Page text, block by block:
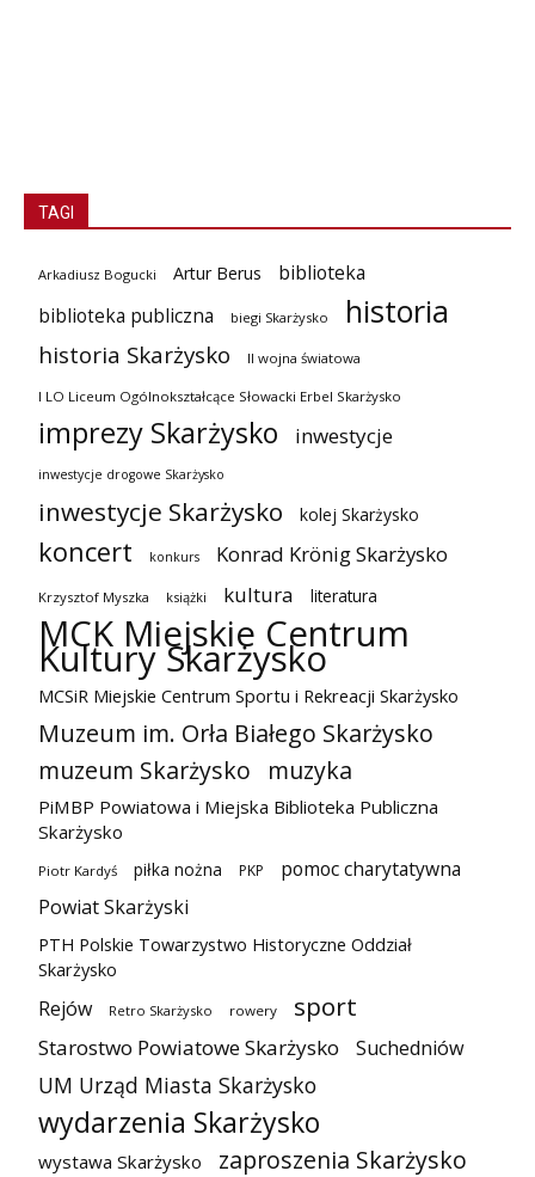
TAGI
Arkadiusz Bogucki Artur Berus
biblioteka
biblioteka publiczna
biegi Skarżysko historia
historia Skarżysko II wojna światowa
I LO Liceum Ogólnokształcące Słowacki Erbel Skarżysko
imprezy Skarżysko inwestycje
inwestycje drogowe Skarżysko
inwestycje Skarżysko kolej Skarżysko
koncert konkurs Konrad Krönig Skarżysko
Krzysztof Myszka książki kultura literatura
MCK Miejskie Centrum
Kultury Skarżysko
MCSiR Miejskie Centrum Sportu i Rekreacji Skarżysko
Muzeum im. Orła Białego Skarżysko
muzeum Skarżysko
muzyka
PiMBP Powiatowa i Miejska Biblioteka Publiczna
Skarżysko
Piotr Kardyś piłka nożna PKP
pomoc charytatywna
Powiat Skarżyski
PTH Polskie Towarzystwo Historyczne Oddział
Skarżysko
Rejów Retro Skarżysko rowery sport
Starostwo Powiatowe Skarżysko Suchedniów
UM Urząd Miasta Skarżysko
wydarzenia Skarżysko
wystawa Skarżysko zaproszenia Skarżysko